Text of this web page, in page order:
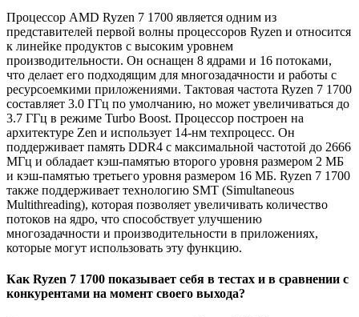
Процессор AMD Ryzen 7 1700 является одним из
представителей первой волны процессоров Ryzen и относится
к линейке продуктов с высоким уровнем
производительности. Он оснащен 8 ядрами и 16 потоками,
что делает его подходящим для многозадачности и работы с
ресурсоемкими приложениями. Тактовая частота Ryzen 7 1700
составляет 3.0 ГГц по умолчанию, но может увеличиваться до
3.7 ГГц в режиме Turbo Boost. Процессор построен на
архитектуре Zen и использует 14-нм техпроцесс. Он
поддерживает память DDR4 с максимальной частотой до 2666
МГц и обладает кэш-памятью второго уровня размером 2 МБ
и кэш-памятью третьего уровня размером 16 МБ. Ryzen 7 1700
также поддерживает технологию SMT (Simultaneous
Multithreading), которая позволяет увеличивать количество
потоков на ядро, что способствует улучшению
многозадачности и производительности в приложениях,
которые могут использовать эту функцию.
Как Ryzen 7 1700 показывает себя в тестах и в сравнении с
конкурентами на момент своего выхода?